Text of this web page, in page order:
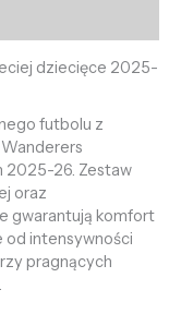
dziecięce 2025-
futbolu z
2025-26. Zestaw
oraz
gwarantują komfort
od intensywności
pragnących